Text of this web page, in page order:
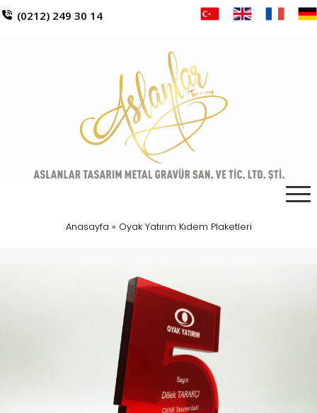
(0212) 249 30 14
Anasayfa » Oyak Yatırım Kıdem Plaketleri